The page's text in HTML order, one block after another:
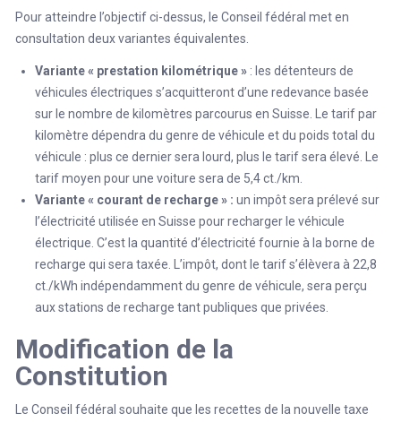
Pour atteindre l’objectif ci-dessus, le Conseil fédéral met en
consultation deux variantes équivalentes.
Variante « prestation kilométrique » : les détenteurs de
véhicules électriques s’acquitteront d’une redevance basée
sur le nombre de kilomètres parcourus en Suisse. Le tarif par
kilomètre dépendra du genre de véhicule et du poids total du
véhicule : plus ce dernier sera lourd, plus le tarif sera élevé. Le
tarif moyen pour une voiture sera de 5,4 ct./km.
Variante « courant de recharge » : un impôt sera prélevé sur
l’électricité utilisée en Suisse pour recharger le véhicule
électrique. C’est la quantité d’électricité fournie à la borne de
recharge qui sera taxée. L’impôt, dont le tarif s’élèvera à 22,8
ct./kWh indépendamment du genre de véhicule, sera perçu
aux stations de recharge tant publiques que privées.
Modification de la
Constitution
Le Conseil fédéral souhaite que les recettes de la nouvelle taxe